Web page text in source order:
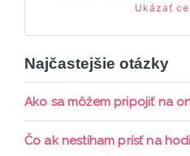
Ukázať
Najčastejšie otázky
Ako sa môžem pripojiť na
Pripojenie do online triedy
Čo ak nestíham prísť na